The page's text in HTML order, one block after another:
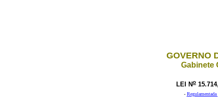
GOVERNO
Gabinete
LEI No
-